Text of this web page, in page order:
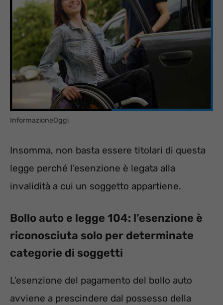
InformazioneOggi
Insomma, non basta essere titolari di questa
legge perché l’esenzione è legata alla
invalidità a cui un soggetto appartiene.
Bollo auto e legge 104: l’esenzione è
riconosciuta solo per determinate
categorie di soggetti
L’esenzione del pagamento del bollo auto
avviene a prescindere dal possesso della